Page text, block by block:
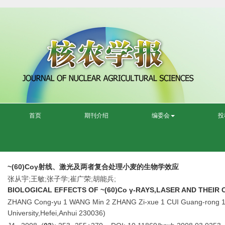
首页 期刊介绍 编委会
~(60)Coγ射线、激光及两者复合处理小麦的生物学效应
张从宇;王敏;张子学;崔广荣;胡能兵;
BIOLOGICAL EFFECTS OF ~(60)Co γ-RAYS,LASER AND THEIR
ZHANG Cong-yu 1 WANG Min 2 ZHANG Zi-xue 1 CUI Guang-
University,Hefei,Anhui 230036)